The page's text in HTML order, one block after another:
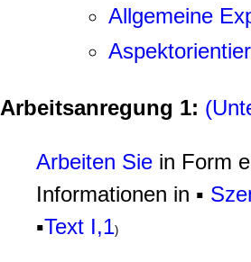
Allgemeine
Arbeitsanregung 1:
Arbeiten Sie in Form
Informationen in ▪
▪Text I,1)